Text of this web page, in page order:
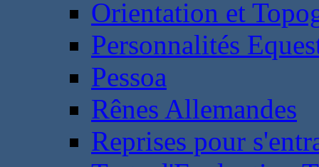
Orientation et
Personnalités
Pessoa
Rênes Allemandes
Reprises pour